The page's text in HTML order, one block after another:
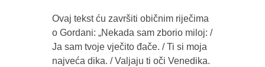
Ovaj tekst ću završiti običnim riječima
o Gordani: „Nekada sam zborio miloj: /
Ja sam tvoje vječito đače. / Ti si moja
najveća dika. / Valjaju ti oči Venedika.